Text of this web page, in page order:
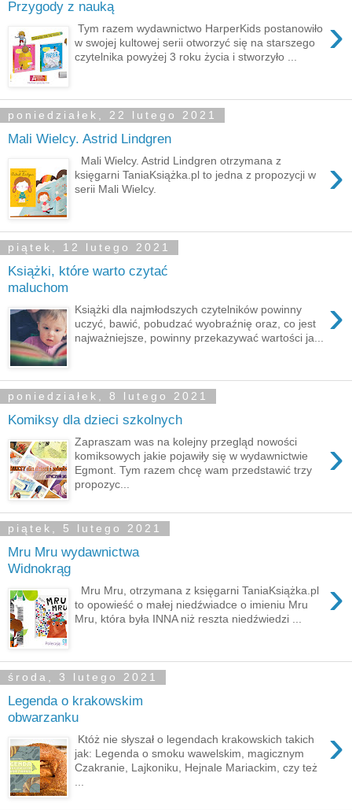
Przygody z nauką
›
Tym razem wydawnictwo HarperKids postanowiło
w swojej kultowej serii otworzyć się na starszego
czytelnika powyżej 3 roku życia i stworzyło ...
poniedziałek, 22 lutego 2021
Mali Wielcy. Astrid Lindgren
›
Mali Wielcy. Astrid Lindgren otrzymana z
księgarni TaniaKsiążka.pl to jedna z propozycji w
serii Mali Wielcy.
piątek, 12 lutego 2021
Książki, które warto czytać
maluchom
›
Książki dla najmłodszych czytelników powinny
uczyć, bawić, pobudzać wyobraźnię oraz, co jest
najważniejsze, powinny przekazywać wartości ja...
poniedziałek, 8 lutego 2021
Komiksy dla dzieci szkolnych
›
Zapraszam was na kolejny przegląd nowości
komiksowych jakie pojawiły się w wydawnictwie
Egmont. Tym razem chcę wam przedstawić trzy
propozyc...
piątek, 5 lutego 2021
Mru Mru wydawnictwa
Widnokrąg
›
Mru Mru, otrzymana z księgarni TaniaKsiążka.pl
to opowieść o małej niedźwiadce o imieniu Mru
Mru, która była INNA niż reszta niedźwiedzi ...
środa, 3 lutego 2021
Legenda o krakowskim
obwarzanku
›
Któż nie słyszał o legendach krakowskich takich
jak: Legenda o smoku wawelskim, magicznym
Czakranie, Lajkoniku, Hejnale Mariackim, czy też